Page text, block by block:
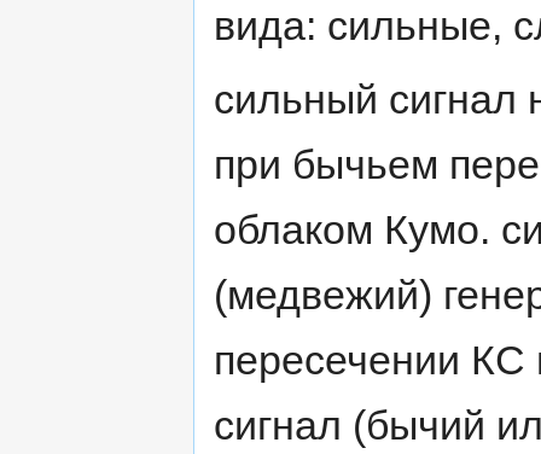
вида: сильные,
сильный сигнал
при бычьем
облаком Кумо.
(медвежий)
пересечении
сигнал (бычий